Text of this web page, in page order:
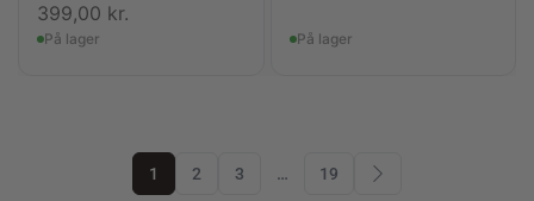
399,00 kr.
På lager På lager
1 2 3 … 19